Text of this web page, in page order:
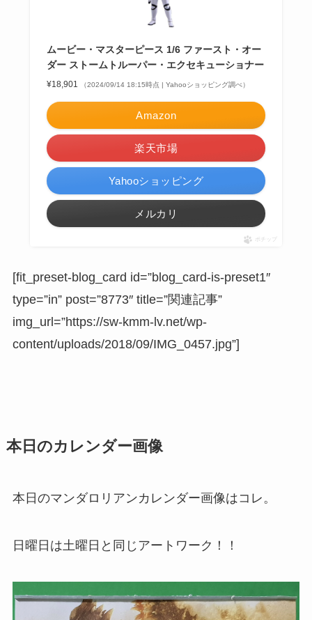
ムービー・マスターピース 1/6 ファースト・オー
ダー ストームトルーパー・エクセキューショナー
¥18,901 （2024/09/14 18:15時点 | Yahooショッピング調べ）
Amazon
楽天市場
Yahooショッピング
メルカリ
ポチップ
[fit_preset-blog_card id=”blog_card-is-preset1″
type=”in” post=”8773″ title=”関連記事”
img_url=”https://sw-kmm-lv.net/wp-
content/uploads/2018/09/IMG_0457.jpg”]
本日のカレンダー画像
本日のマンダロリアンカレンダー画像はコレ。
日曜日は土曜日と同じアートワーク！！